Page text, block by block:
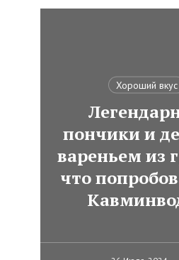
Хороший вкус
пончики и
вареньем из
что